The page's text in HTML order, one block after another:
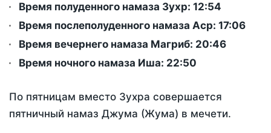
Время полуденного намаза Зухр: 12:54
Время послеполуденного намаза Аср: 17:06
Время вечернего намаза Магриб: 20:46
Время ночного намаза Иша: 22:50
По пятницам вместо Зухра совершается
пятничный намаз Джума (Жума) в мечети.